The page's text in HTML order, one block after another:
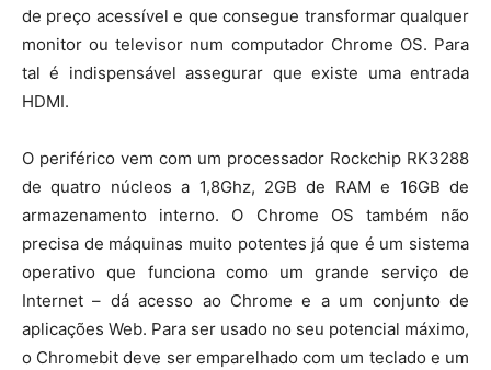
de preço acessível e que consegue transformar qualquer
monitor ou televisor num computador Chrome OS. Para
tal é indispensável assegurar que existe uma entrada
HDMI.
O periférico vem com um processador Rockchip RK3288
de quatro núcleos a 1,8Ghz, 2GB de RAM e 16GB de
armazenamento interno. O Chrome OS também não
precisa de máquinas muito potentes já que é um sistema
operativo que funciona como um grande serviço de
Internet – dá acesso ao Chrome e a um conjunto de
aplicações Web. Para ser usado no seu potencial máximo,
o Chromebit deve ser emparelhado com um teclado e um